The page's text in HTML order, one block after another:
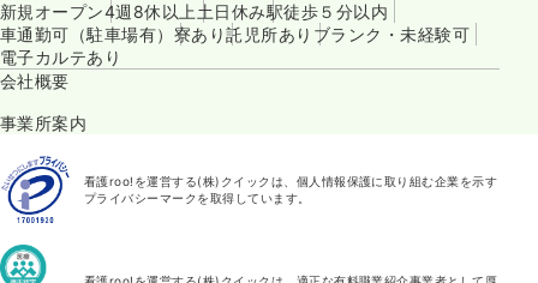
新規オープン4週8休以上 土日休み駅徒歩５分以内
車通勤可（駐車場有） 寮あり託児所あり ブランク・未経験可
電子カルテあり
会社概要
事業所案内
看護roo!を運営する(株)クイックは、個人情報保護に取り組む企業を示す
プライバシーマークを取得しています。